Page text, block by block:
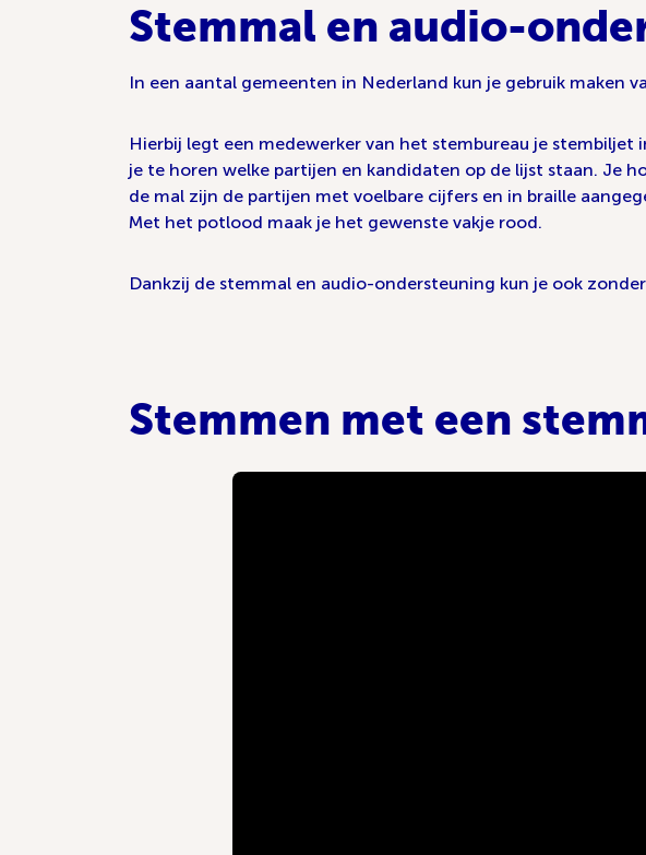
Stemmal en audio-
In een aantal gemeenten in Nederland kun je gebruik maken
Hierbij legt een medewerker van het stembureau je
je te horen welke partijen en kandidaten op de lijst staan. Je
de mal zijn de partijen met voelbare cijfers en in braille
Met het potlood maak je het gewenste vakje rood.
Dankzij de stemmal en audio-ondersteuning kun je ook
Stemmen met een